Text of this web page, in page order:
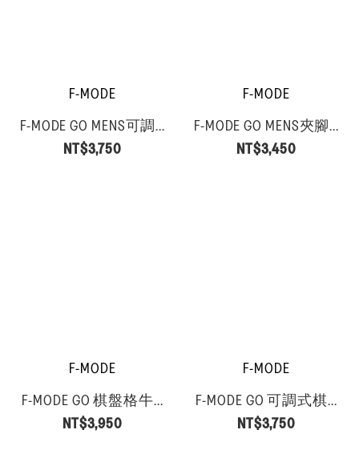
F-MODE
F-MODE GO MENS可調...
NT$3,750
F-MODE
F-MODE GO MENS夾腳...
NT$3,450
F-MODE
F-MODE GO 棋盤格牛...
NT$3,950
F-MODE
F-MODE GO 可調式棋...
NT$3,750